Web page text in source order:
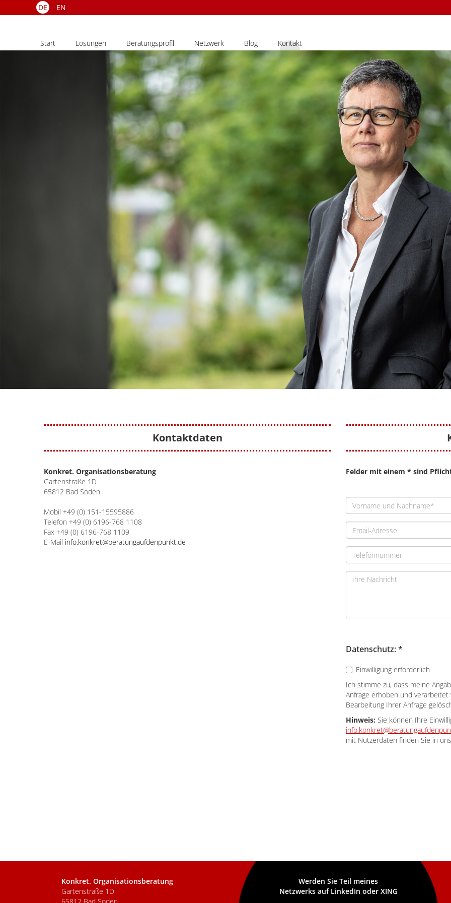
DE EN
Start Lösungen Beratungsprofil Netzwerk Blog Kontakt
Kontaktdaten
Konkret. Organisationsberatung
Gartenstraße 1D
65812 Bad Soden
Mobil +49 (0) 151-15595886
Telefon +49 (0) 6196-768 1108
Fax +49 (0) 6196-768 1109
E-Mail info.konkret@beratungaufdenpunkt.de
Felder mit einem * sind
Datenschutz: *
Einwilligung erforderlich
Ich stimme zu, dass meine
Anfrage erhoben und
Bearbeitung Ihrer Anfrage
Hinweis: Sie können Ihre
mit Nutzerdaten finden Sie in
Konkret. Organisationsberatung
Gartenstraße 1D
Werden Sie Teil meines
Netzwerks auf LinkedIn oder XING